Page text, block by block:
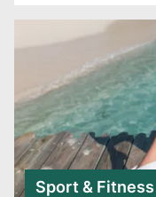
Sport & Fitness